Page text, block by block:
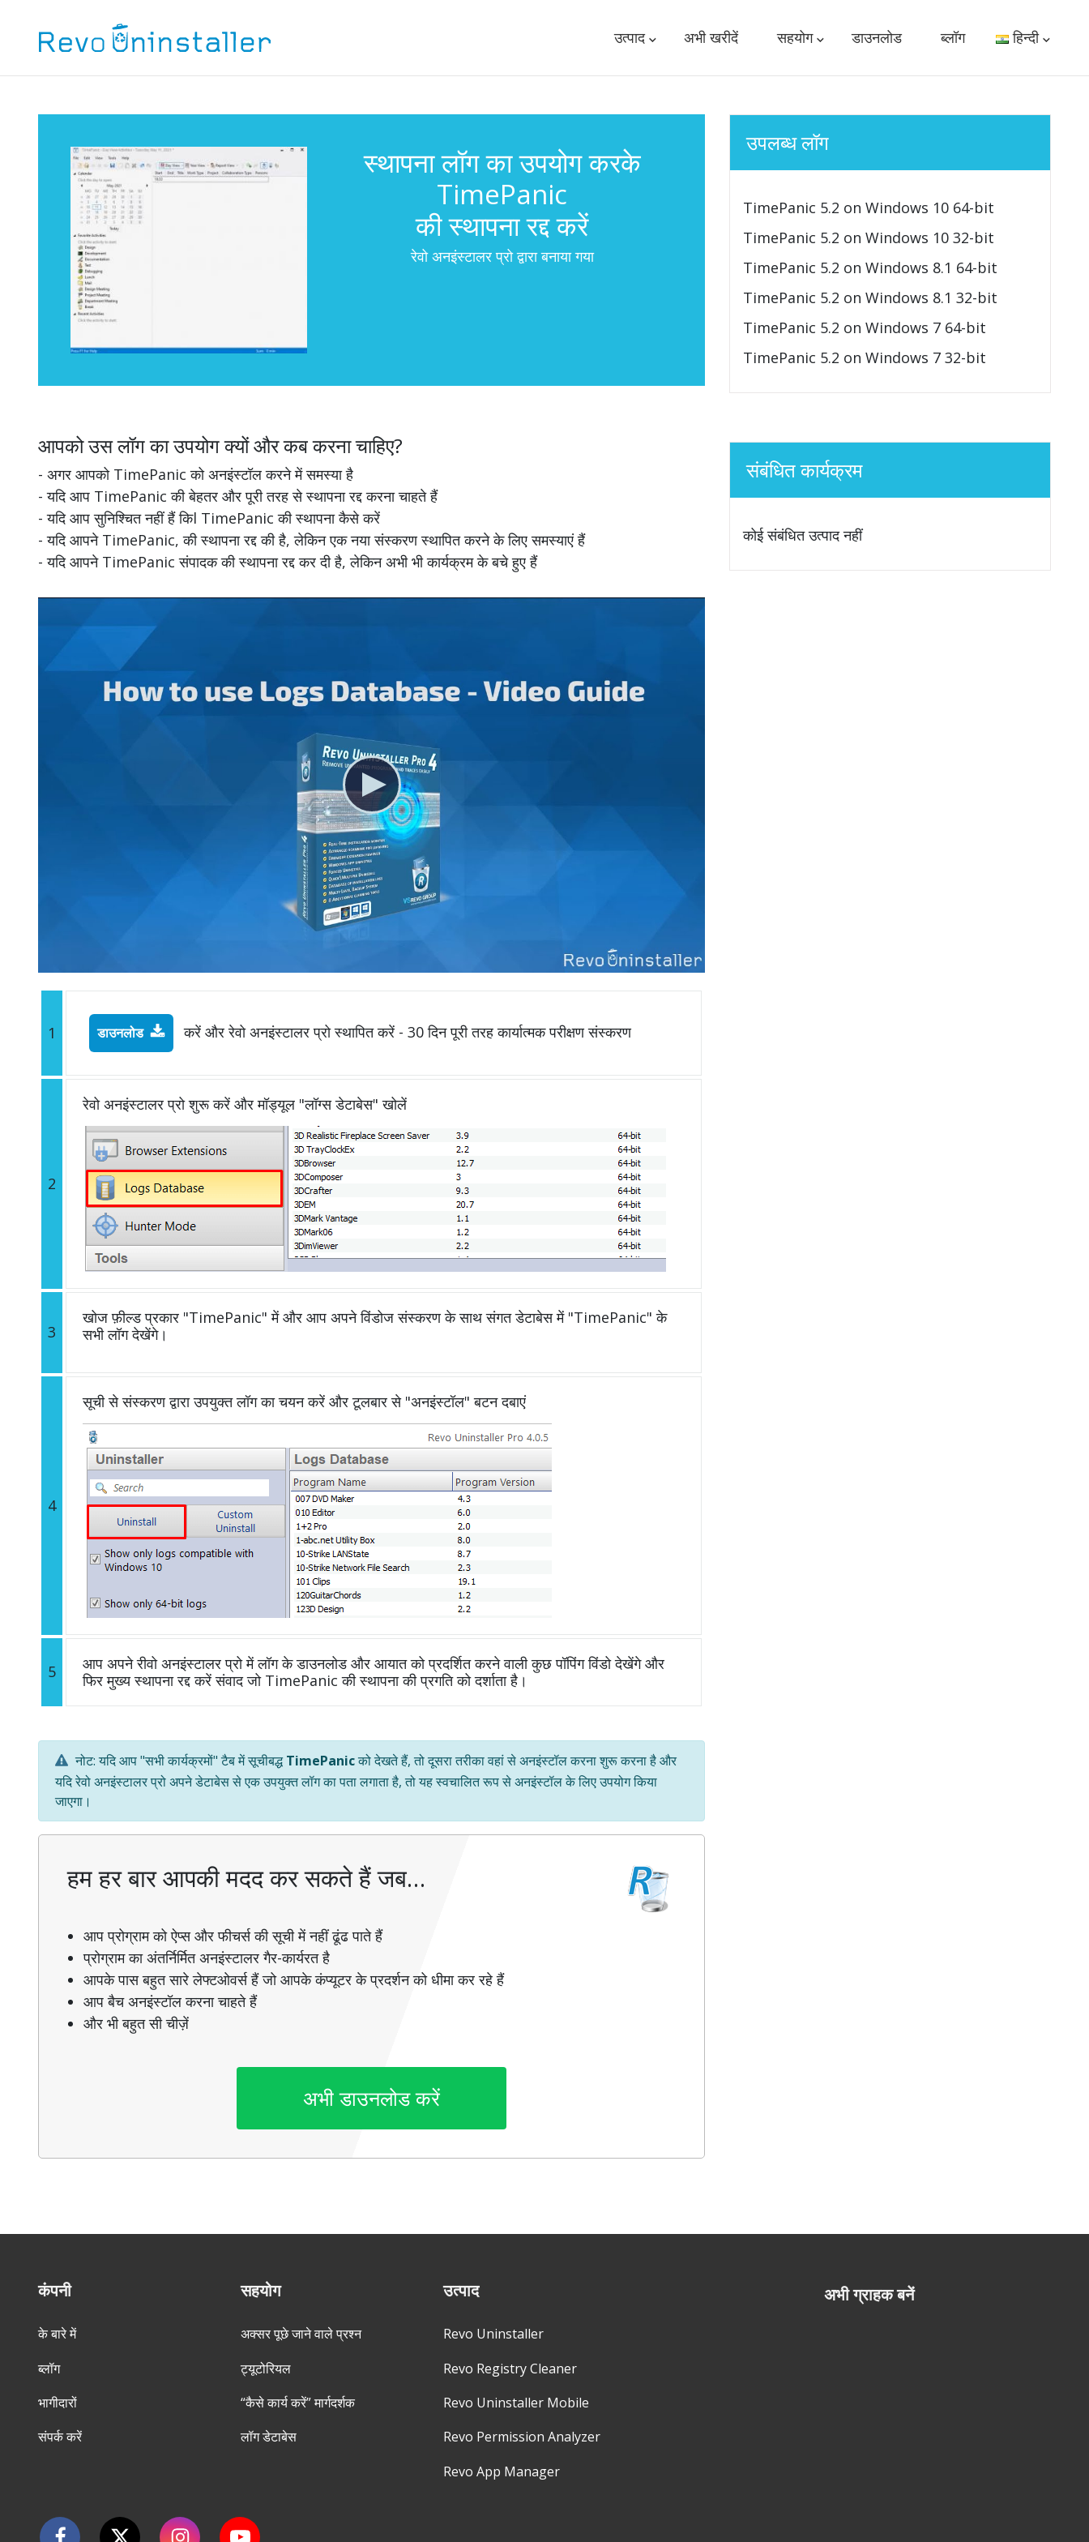
उत्पाद अभी खरीदें सहयोग डाउनलोड ब्लॉग हिन्दी
स्थापना लॉग का उपयोग करके
TimePanic
की स्थापना रद्द करें
रेवो अनइंस्टालर प्रो द्वारा बनाया गया
आपको उस लॉग का उपयोग क्यों और कब करना चाहिए?
- अगर आपको TimePanic को अनइंस्टॉल करने में समस्या है
- यदि आप TimePanic की बेहतर और पूरी तरह से स्थापना रद्द करना चाहते हैं
- यदि आप सुनिश्चित नहीं हैं किl TimePanic की स्थापना कैसे करें
- यदि आपने TimePanic, की स्थापना रद्द की है, लेकिन एक नया संस्करण स्थापित करने के लिए समस्याएं हैं
- यदि आपने TimePanic संपादक की स्थापना रद्द कर दी है, लेकिन अभी भी कार्यक्रम के बचे हुए हैं
1 डाउनलोड करें और रेवो अनइंस्टालर प्रो स्थापित करें - 30 दिन पूरी तरह कार्यात्मक परीक्षण संस्करण
2
रेवो अनइंस्टालर प्रो शुरू करें और मॉड्यूल "लॉग्स डेटाबेस" खोलें
3
खोज फ़ील्ड प्रकार "TimePanic" में और आप अपने विंडोज संस्करण के साथ संगत डेटाबेस में "TimePanic" के
सभी लॉग देखेंगे।
4
सूची से संस्करण द्वारा उपयुक्त लॉग का चयन करें और टूलबार से "अनइंस्टॉल" बटन दबाएं
5
आप अपने रीवो अनइंस्टालर प्रो में लॉग के डाउनलोड और आयात को प्रदर्शित करने वाली कुछ पॉपिंग विंडो देखेंगे और
फिर मुख्य स्थापना रद्द करें संवाद जो TimePanic की स्थापना की प्रगति को दर्शाता है।
नोट: यदि आप "सभी कार्यक्रमों" टैब में सूचीबद्धTimePanicको देखते हैं, तो दूसरा तरीका वहां से अनइंस्टॉल करना शुरू करना है और
यदि रेवो अनइंस्टालर प्रो अपने डेटाबेस से एक उपयुक्त लॉग का पता लगाता है, तो यह स्वचालित रूप से अनइंस्टॉल के लिए उपयोग किया
जाएगा।
हम हर बार आपकी मदद कर सकते हैं जब…
आप प्रोग्राम को ऐप्स और फीचर्स की सूची में नहीं ढूंढ पाते हैं
प्रोग्राम का अंतर्निर्मित अनइंस्टालर गैर-कार्यरत है
आपके पास बहुत सारे लेफ्टओवर्स हैं जो आपके कंप्यूटर के प्रदर्शन को धीमा कर रहे हैं
आप बैच अनइंस्टॉल करना चाहते हैं
और भी बहुत सी चीज़ें
अभी डाउनलोड करें
उपलब्ध लॉग
TimePanic 5.2 on Windows 10 64-bit
TimePanic 5.2 on Windows 10 32-bit
TimePanic 5.2 on Windows 8.1 64-bit
TimePanic 5.2 on Windows 8.1 32-bit
TimePanic 5.2 on Windows 7 64-bit
TimePanic 5.2 on Windows 7 32-bit
संबंधित कार्यक्रम
कोई संबंधित उत्पाद नहीं
कंपनी
के बारे में
ब्लॉग
भागीदारों
संपर्क करें
सहयोग
अक्सर पूछे जाने वाले प्रश्न
ट्यूटोरियल
“कैसे कार्य करें” मार्गदर्शक
लॉग डेटाबेस
उत्पाद
Revo Uninstaller
Revo Registry Cleaner
Revo Uninstaller Mobile
Revo Permission Analyzer
Revo App Manager
अभी ग्राहक बनें